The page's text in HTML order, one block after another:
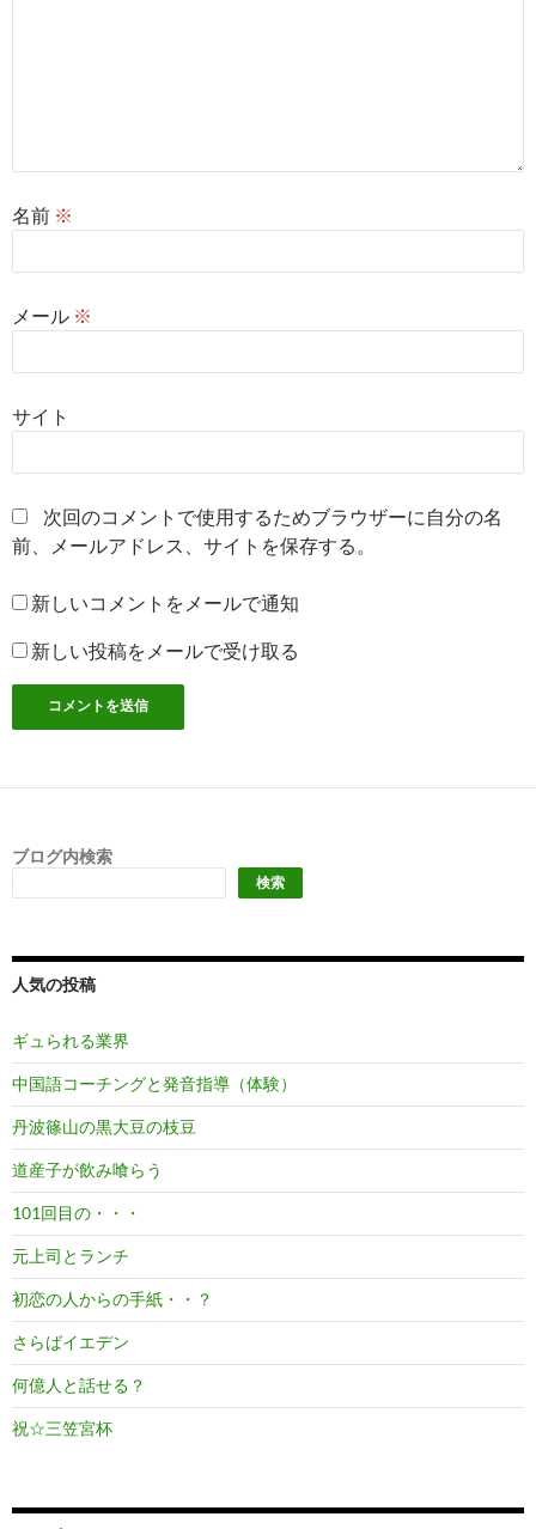
名前 ※
メール ※
サイト
次回のコメントで使用するためブラウザーに自分の名
前、メールアドレス、サイトを保存する。
新しいコメントをメールで通知
新しい投稿をメールで受け取る
ブログ内検索
検索
人気の投稿
ギュられる業界
中国語コーチングと発音指導（体験）
丹波篠山の黒大豆の枝豆
道産子が飲み喰らう
101回目の・・・
元上司とランチ
初恋の人からの手紙・・？
さらばイエデン
何億人と話せる？
祝☆三笠宮杯